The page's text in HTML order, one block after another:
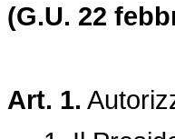
(G.U. 22
Art. 1.